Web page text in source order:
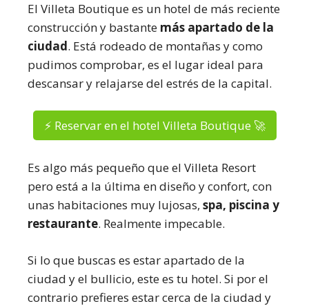
El Villeta Boutique es un hotel de más reciente
construcción y bastante más apartado de la
ciudad. Está rodeado de montañas y como
pudimos comprobar, es el lugar ideal para
descansar y relajarse del estrés de la capital.
⚡ Reservar en el hotel Villeta Boutique 🚀
Es algo más pequeño que el Villeta Resort
pero está a la última en diseño y confort, con
unas habitaciones muy lujosas, spa, piscina y
restaurante. Realmente impecable.
Si lo que buscas es estar apartado de la
ciudad y el bullicio, este es tu hotel. Si por el
contrario prefieres estar cerca de la ciudad y